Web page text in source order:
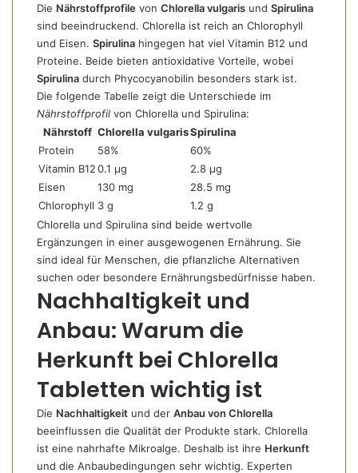
Die Nährstoffprofile von Chlorella vulgaris und Spirulina
sind beeindruckend. Chlorella ist reich an Chlorophyll
und Eisen. Spirulina hingegen hat viel Vitamin B12 und
Proteine. Beide bieten antioxidative Vorteile, wobei
Spirulina durch Phycocyanobilin besonders stark ist.
Die folgende Tabelle zeigt die Unterschiede im
Nährstoffprofil von Chlorella und Spirulina:
Nährstoff Chlorella vulgarisSpirulina
Protein
58%
60%
Vitamin B120.1 μg
2.8 μg
Eisen
130 mg
28.5 mg
Chlorophyll 3 g
1.2 g
Chlorella und Spirulina sind beide wertvolle
Ergänzungen in einer ausgewogenen Ernährung. Sie
sind ideal für Menschen, die pflanzliche Alternativen
suchen oder besondere Ernährungsbedürfnisse haben.
Nachhaltigkeit und
Anbau: Warum die
Herkunft bei Chlorella
Tabletten wichtig ist
Die Nachhaltigkeit und der Anbau von Chlorella
beeinflussen die Qualität der Produkte stark. Chlorella
ist eine nahrhafte Mikroalge. Deshalb ist ihre Herkunft
und die Anbaubedingungen sehr wichtig. Experten